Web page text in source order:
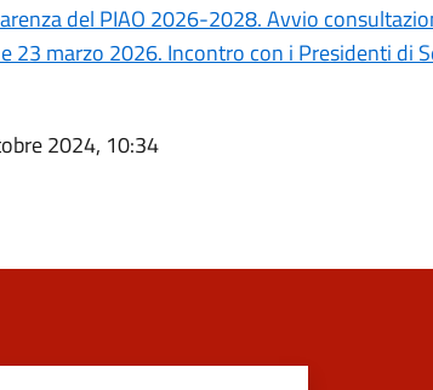
del PIAO 2026-2028. Avvio
23 marzo 2026. Incontro con i Presidenti di
2024, 10:34